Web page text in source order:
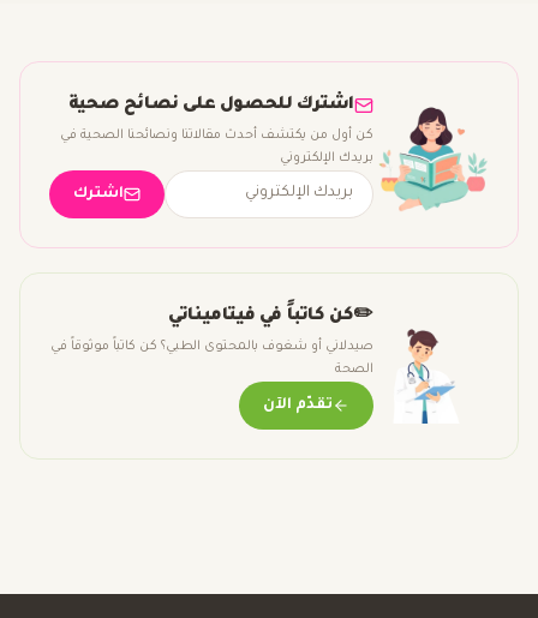
اشترك للحصول على نصائح صحية
كن أول من يكتشف أحدث مقالاتنا ونصائحنا الصحية في
بريدك الإلكتروني
اشترك
✏️كن كاتباً في فيتاميناتي
صيدلاني أو شغوف بالمحتوى الطبي؟ كن كاتباً موثوقاً في
الصحة
تقدّم الآن